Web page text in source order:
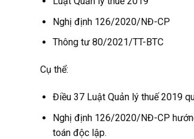
Nghị định 126/2020/NĐ-CP
Thông tư 80/2021/TT-BTC
Cụ thể:
Điều 37 Luật Quản lý thuế 2019
Nghị định 126/2020/NĐ-CP
toán độc lập.